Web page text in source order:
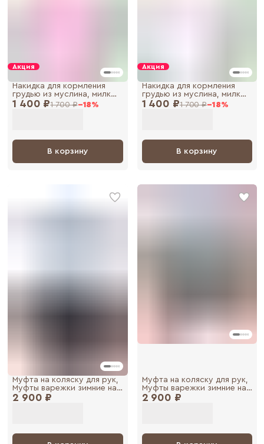
Акция
1 400 ₽1 700 ₽−18%
Накидка для кормления
грудью из муслина, милк
снуд, фартук для
В корзину
Акция
1 400 ₽1 700 ₽−18%
Накидка для кормления
грудью из муслина, милк
снуд, фартук для
В корзину
2 900 ₽
Муфта на коляску для рук,
Муфты варежки зимние на
коляску и санки
2 900 ₽
Муфта на коляску для рук,
Муфты варежки зимние на
коляску и санки